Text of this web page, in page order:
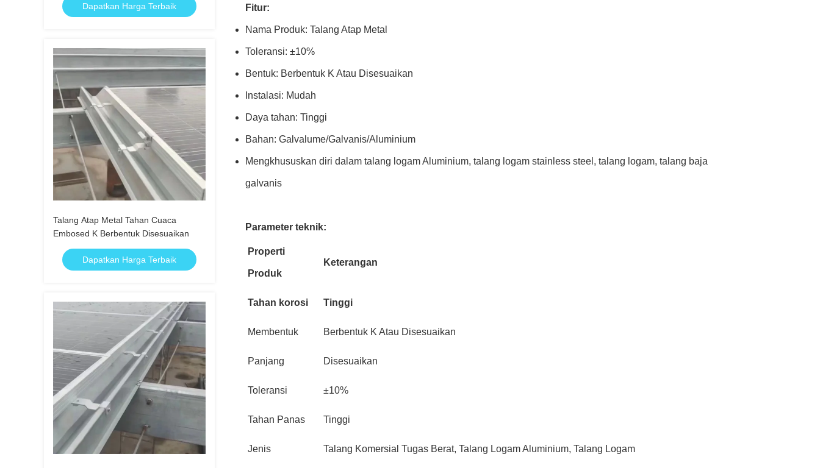
Dapatkan Harga Terbaik
Talang Atap Metal Tahan Cuaca
Embosed K Berbentuk Disesuaikan
Dapatkan Harga Terbaik
Fitur:
Nama Produk: Talang Atap Metal
Toleransi: ±10%
Bentuk: Berbentuk K Atau Disesuaikan
Instalasi: Mudah
Daya tahan: Tinggi
Bahan: Galvalume/Galvanis/Aluminium
Mengkhususkan diri dalam talang logam Aluminium, talang logam stainless steel, talang logam, talang baja
galvanis
Parameter teknik:
Properti
Produk
Keterangan
Tahan korosi Tinggi
Membentuk Berbentuk K Atau Disesuaikan
Panjang Disesuaikan
Toleransi ±10%
Tahan Panas Tinggi
Jenis Talang Komersial Tugas Berat, Talang Logam Aluminium, Talang Logam